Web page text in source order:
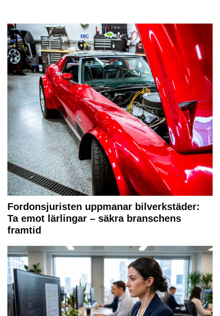
Fordonsjuristen uppmanar bilverkstäder:
Ta emot lärlingar – säkra branschens
framtid